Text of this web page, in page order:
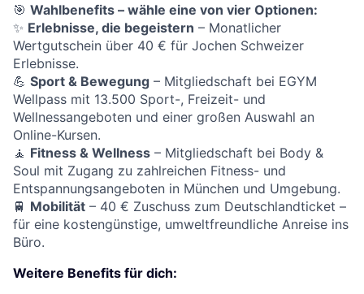
🎯 Wahlbenefits – wähle eine von vier Optionen:
✨ Erlebnisse, die begeistern – Monatlicher
Wertgutschein über 40 € für Jochen Schweizer
Erlebnisse.
💪 Sport & Bewegung – Mitgliedschaft bei EGYM
Wellpass mit 13.500 Sport-, Freizeit- und
Wellnessangeboten und einer großen Auswahl an
Online-Kursen.
🧘 Fitness & Wellness – Mitgliedschaft bei Body &
Soul mit Zugang zu zahlreichen Fitness- und
Entspannungsangeboten in München und Umgebung.
🚆 Mobilität – 40 € Zuschuss zum Deutschlandticket –
für eine kostengünstige, umweltfreundliche Anreise ins
Büro.
Weitere Benefits für dich: